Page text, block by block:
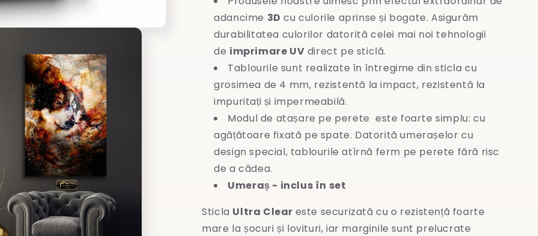
adancime 3D cu culorile aprinse și bogate. Asigurăm
durabilitatea culorilor datorită celei mai noi tehnologii
de imprimare UV direct pe sticlă.
Tablourile sunt realizate în întregime din sticla cu
grosimea de 4 mm, rezistentă la impact, rezistentă la
impuritați și impermeabilă.
Modul de atașare pe perete este foarte simplu: cu
agățătoare fixată pe spate. Datorită umerașelor cu
design special, tablourile atîrnă ferm pe perete fără risc
de a cădea.
Umeraș - inclus în set
Sticla Ultra Clear este securizată cu o rezistență foarte
mare la șocuri și lovituri, iar marginile sunt prelucrate